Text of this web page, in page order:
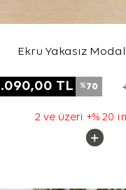
Ekru Yakasız
TL %70
2 ve üzeri +% 20